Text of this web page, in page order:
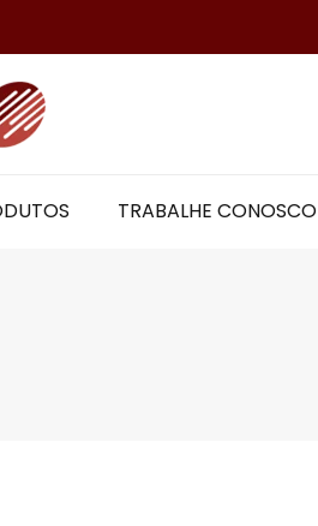
TRABALHE CONOSCO